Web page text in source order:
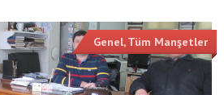
Genel,Tüm Manşetler